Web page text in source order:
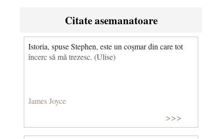
Citate asemanatoare
Istoria, spuse Stephen, este un coşmar din care tot
încerc să mă trezesc. (Ulise)
James Joyce
>>>